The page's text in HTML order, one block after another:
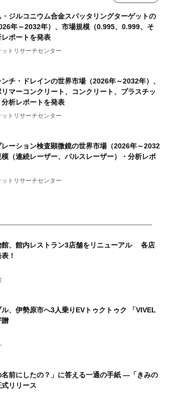
ジルコニウム合金スパッタリングターゲットの
年～2032年）、市場規模（0.995、0.999、そ
ポートを発表
トリサーチセンター
チ・ドレインの世界市場（2026年～2032年）、
マーコンクリート、コンクリート、プラスチッ
析レポートを発表
トリサーチセンター
レーション検査顕微鏡の世界市場（2026年～2032
（連続レーザー、パルスレーザー）・分析レポ
トリサーチセンター
館、館内レストラン3店舗をリニューアル 各店
！
、伊勢原市へ3人乗りEVトゥクトゥク 「VIVEL
贈
名前にしたの？」に答える一通の手紙 ―「きみの
リリース